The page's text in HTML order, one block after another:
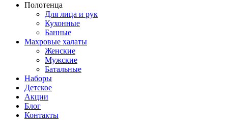
Полотенца
Для лица и рук
Кухонные
Банные
Махровые халаты
Женские
Мужские
Батальные
Наборы
Детское
Акции
Блог
Контакты